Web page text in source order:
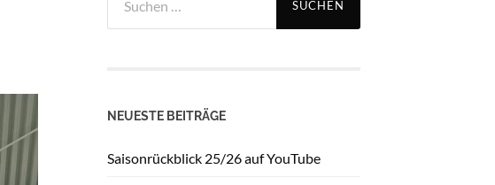
nach:
NEUESTE BEITRÄGE
Saisonrückblick 25/26 auf YouTube